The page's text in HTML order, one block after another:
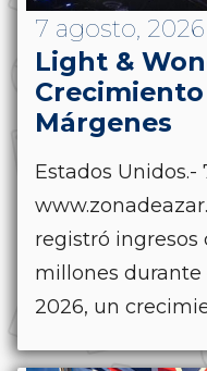
7 agosto, 2026
Light &
Márgenes
Estados Unidos.-
registró ingresos
millones
2026, un